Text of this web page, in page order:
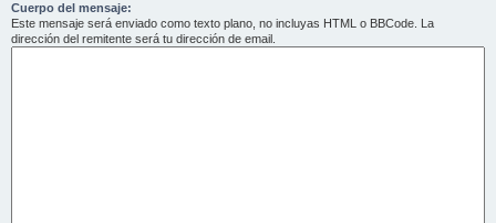
Cuerpo del mensaje:
Este mensaje será enviado como texto plano, no incluyas HTML o BBCode. La
dirección del remitente será tu dirección de email.